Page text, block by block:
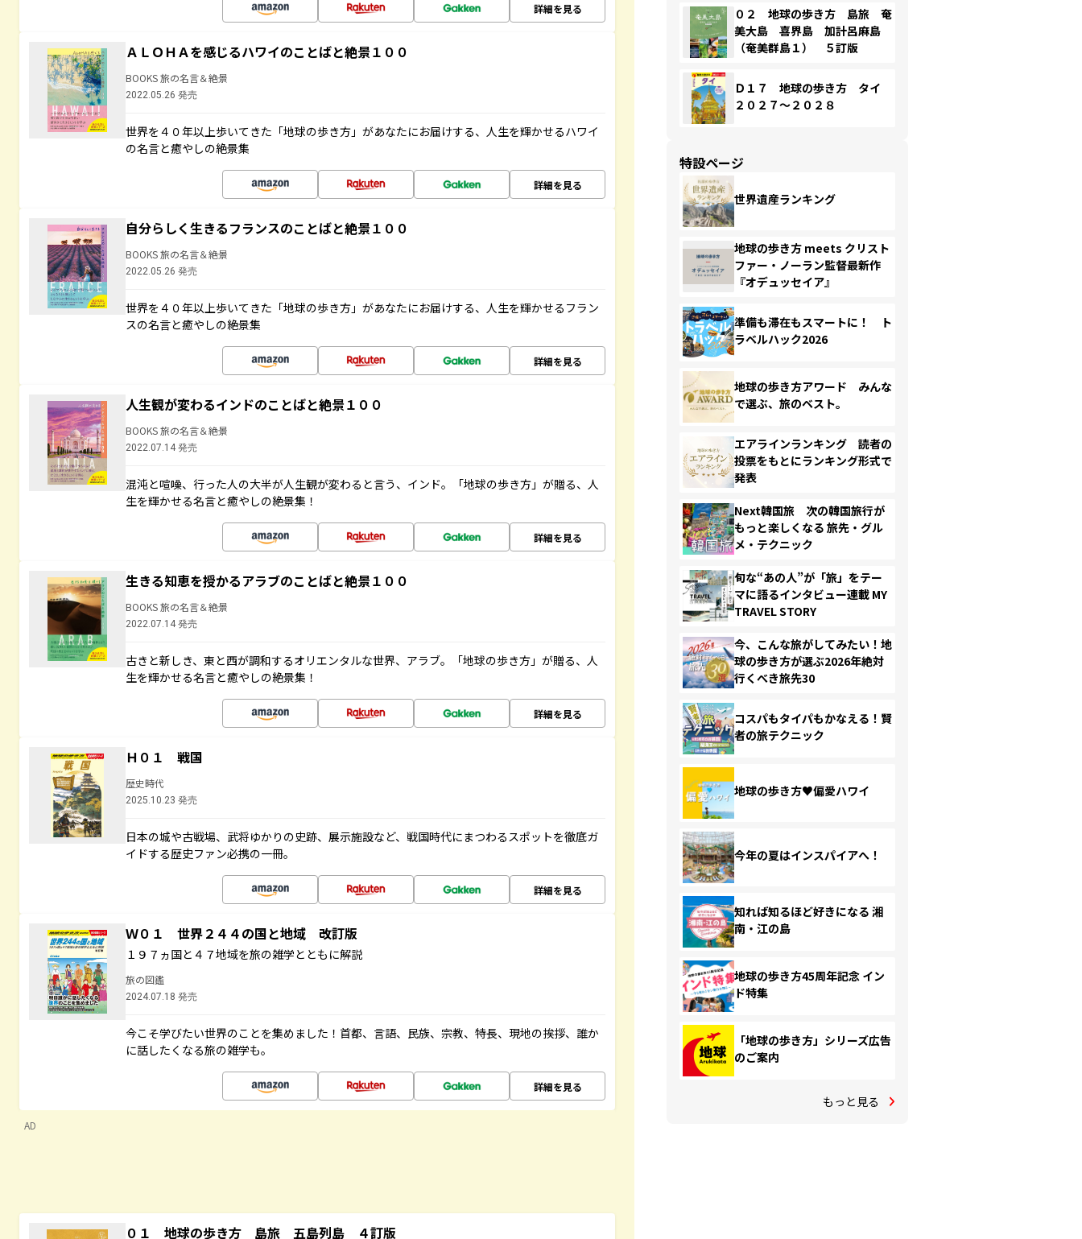
詳細を見る
ＡＬＯＨＡを感じるハワイのことばと絶景１００
BOOKS 旅の名言＆絶景
2022.05.26 発売
世界を４０年以上歩いてきた「地球の歩き方」があなたにお届けする、人生を輝かせるハワイ
の名言と癒やしの絶景集
詳細を見る
自分らしく生きるフランスのことばと絶景１００
BOOKS 旅の名言＆絶景
2022.05.26 発売
世界を４０年以上歩いてきた「地球の歩き方」があなたにお届けする、人生を輝かせるフラン
スの名言と癒やしの絶景集
詳細を見る
人生観が変わるインドのことばと絶景１００
BOOKS 旅の名言＆絶景
2022.07.14 発売
混沌と喧噪、行った人の大半が人生観が変わると言う、インド。「地球の歩き方」が贈る、人
生を輝かせる名言と癒やしの絶景集！
詳細を見る
生きる知恵を授かるアラブのことばと絶景１００
BOOKS 旅の名言＆絶景
2022.07.14 発売
古きと新しき、東と西が調和するオリエンタルな世界、アラブ。「地球の歩き方」が贈る、人
生を輝かせる名言と癒やしの絶景集！
詳細を見る
Ｈ０１ 戦国
歴史時代
2025.10.23 発売
日本の城や古戦場、武将ゆかりの史跡、展示施設など、戦国時代にまつわるスポットを徹底ガ
イドする歴史ファン必携の一冊。
詳細を見る
Ｗ０１ 世界２４４の国と地域 改訂版
１９７ヵ国と４７地域を旅の雑学とともに解説
旅の図鑑
2024.07.18 発売
今こそ学びたい世界のことを集めました！首都、言語、民族、宗教、特長、現地の挨拶、誰か
に話したくなる旅の雑学も。
詳細を見る
AD
０１ 地球の歩き方 島旅 五島列島 ４訂版
０２ 地球の歩き方 島旅 奄
美大島 喜界島 加計呂麻島
（奄美群島１） ５訂版
Ｄ１７ 地球の歩き方 タイ
２０２７～２０２８
特設ページ
世界遺産ランキング
地球の歩き方 meets クリスト
ファー・ノーラン監督最新作
『オデュッセイア』
準備も滞在もスマートに！ ト
ラベルハック2026
地球の歩き方アワード みんな
で選ぶ、旅のベスト。
エアラインランキング 読者の
投票をもとにランキング形式で
発表
Next韓国旅 次の韓国旅行が
もっと楽しくなる 旅先・グル
メ・テクニック
旬な“あの人”が「旅」をテー
マに語るインタビュー連載 MY
TRAVEL STORY
今、こんな旅がしてみたい！地
球の歩き方が選ぶ2026年絶対
行くべき旅先30
コスパもタイパもかなえる！賢
者の旅テクニック
地球の歩き方♥偏愛ハワイ
今年の夏はインスパイアへ！
知れば知るほど好きになる 湘
南・江の島
地球の歩き方45周年記念 イン
ド特集
「地球の歩き方」シリーズ広告
のご案内
もっと見る